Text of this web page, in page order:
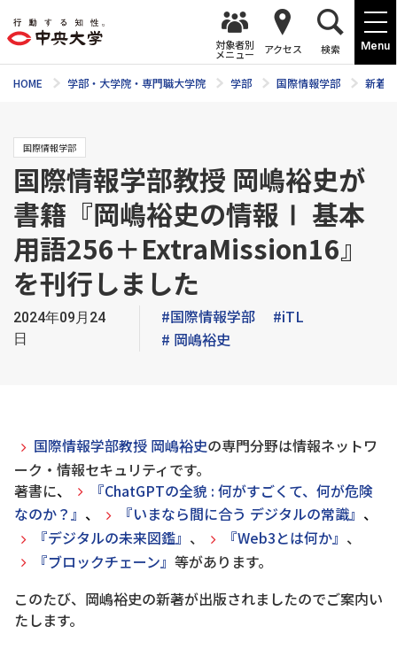
Menu
対象者別
メニュー アクセス 検索
HOME 学部・大学院・専門職大学院 学部 国際情報学部 新着
国際情報学部
国際情報学部教授 岡嶋裕史が
書籍『岡嶋裕史の情報Ⅰ 基本
用語256＋ExtraMission16』
を刊行しました
2024年09月24
日
#国際情報学部
#iTL
# 岡嶋裕史
国際情報学部教授 岡嶋裕史の専門分野は情報ネットワ
ーク・情報セキュリティです。
著書に、
『ChatGPTの全貌 : 何がすごくて、何が危険
なのか？』 、 『いまなら間に合う デジタルの常識』 、
『デジタルの未来図鑑』 、 『Web3とは何か』 、
『ブロックチェーン』 等があります。
このたび、岡嶋裕史の新著が出版されましたのでご案内い
たします。